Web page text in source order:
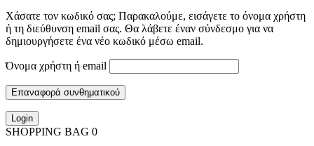
Χάσατε τον κωδικό σας; Παρακαλούμε, εισάγετε το όνομα χρήστη
ή τη διεύθυνση email σας. Θα λάβετε έναν σύνδεσμο για να
δημιουργήσετε ένα νέο κωδικό μέσω email.
Όνομα χρήστη ή email
Επαναφορά συνθηματικού
Login
SHOPPING BAG 0